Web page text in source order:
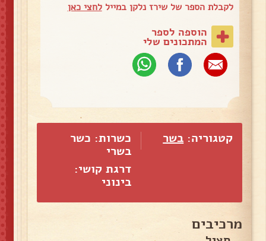
לקבלת הספר של שירז נלקן במייללחצי כאן
הוספה לספר
המתכונים שלי
קטגוריה: בשר
כשרות: כשר
בשרי
דרגת קושי:
בינוני
מרכיבים